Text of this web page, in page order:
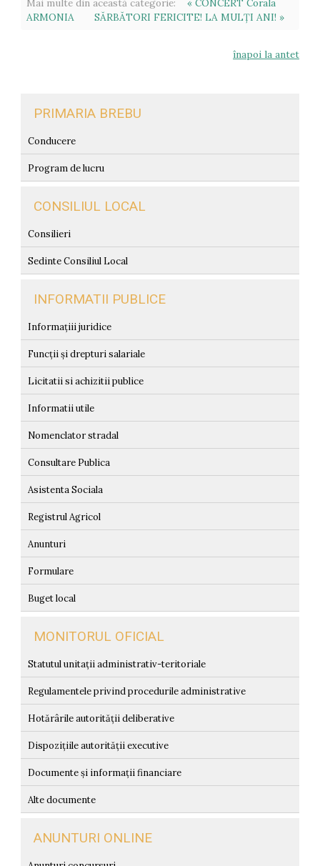
Mai multe din această categorie:
« CONCERT Corala
ARMONIA
SĂRBĂTORI FERICITE! LA MULȚI ANI! »
înapoi la antet
PRIMARIA BREBU
Conducere
Program de lucru
CONSILIUL LOCAL
Consilieri
Sedinte Consiliul Local
INFORMATII PUBLICE
Informațiii juridice
Funcții și drepturi salariale
Licitatii si achizitii publice
Informatii utile
Nomenclator stradal
Consultare Publica
Asistenta Sociala
Registrul Agricol
Anunturi
Formulare
Buget local
MONITORUL OFICIAL
Statutul unitații administrativ-teritoriale
Regulamentele privind procedurile administrative
Hotărârile autorității deliberative
Dispozițiile autorității executive
Documente și informații financiare
Alte documente
ANUNTURI ONLINE